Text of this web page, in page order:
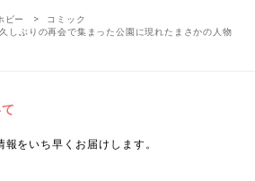
ビー
コミック
しぶりの再会で集まった公園に現れたまさかの人物
をいち早くお届けします。